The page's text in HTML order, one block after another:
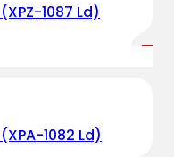
1087 Ld)
1082 Ld)